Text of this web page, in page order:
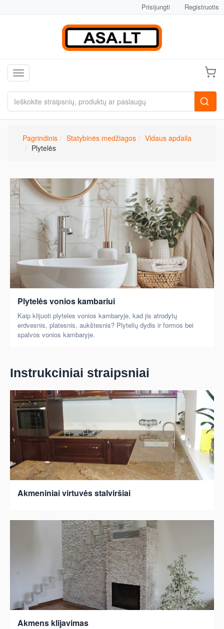
Prisijungti Registruotis
Toggle navigation
Pagrindinis Statybinės medžiagos
Vidaus apdaila
Plytelės
Plytelės vonios kambariui
Kaip klijuoti plyteles vonios kambaryje, kad jis atrodytų
erdvesnis, platesnis, aukštesnis? Plytelių dydis ir formos bei
spalvos vonios kambaryje.
Instrukciniai straipsniai
Akmeniniai virtuvės stalviršiai
Akmens klijavimas